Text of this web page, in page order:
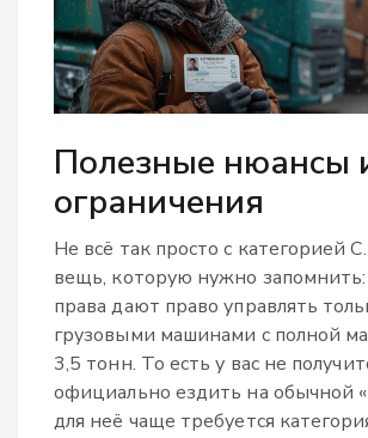
Полезные нюансы
ограничения
Не всё так просто с категорией
вещь, которую нужно
права дают право управлять
грузовыми машинами с полной
3,5 тонн. То есть у вас не
официально ездить на обычной
для неё чаще требуется